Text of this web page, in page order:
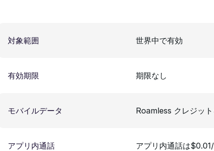
対象範囲 世界中で有効
有効期限 期限なし
モバイルデータ Roamless クレジッ
アプリ内通話 アプリ内通話は